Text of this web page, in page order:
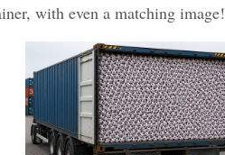
with even a matching image!